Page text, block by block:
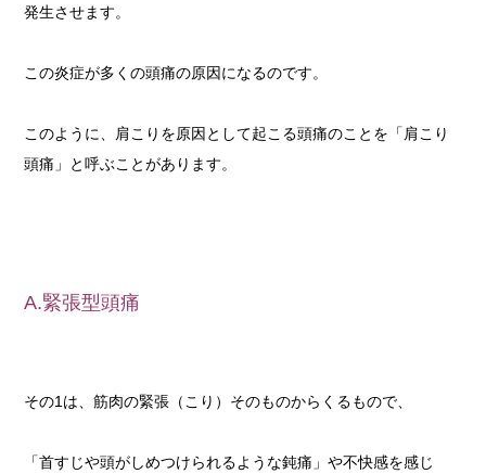
発生させます。
この炎症が多くの頭痛の原因になるのです。
このように、肩こりを原因として起こる頭痛のことを「肩こり
頭痛」と呼ぶことがあります。
A.緊張型頭痛
その1は、筋肉の緊張（こり）そのものからくるもので、
「首すじや頭がしめつけられるような鈍痛」や不快感を感じ